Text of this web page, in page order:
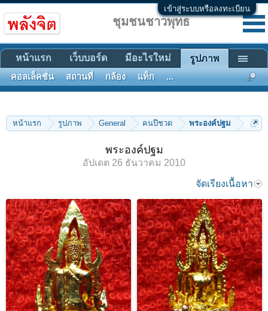
เข้าสู่ระบบหรือลงทะเบียน
หน้าแรก รูปภาพ General คนปีชวด พระองค์ปฐม
พระองค์ปฐม
อัปเดต 26 ธันวาคม 2010
จัดเรียงเนื้อหา
ชุมชนชาวพุทธ
หน้าแรก เว็บบอร์ด มีอะไรใหม่ รูปภาพ
คอลเล็คชั่น สถานที่ กล้อง แท็ก ...